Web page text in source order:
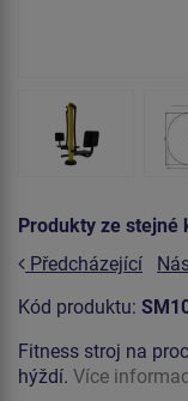
Produkty ze stejné
Předcházející
Kód produktu:
Fitness stroj na
hýždí. Více